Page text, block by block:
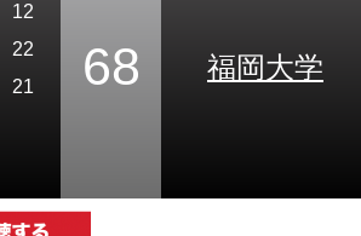
12
22
21
68 福岡大学